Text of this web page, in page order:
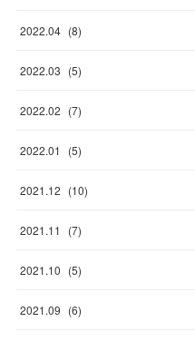
2022.04 (8)
2022.03 (5)
2022.02 (7)
2022.01 (5)
2021.12 (10)
2021.11 (7)
2021.10 (5)
2021.09 (6)